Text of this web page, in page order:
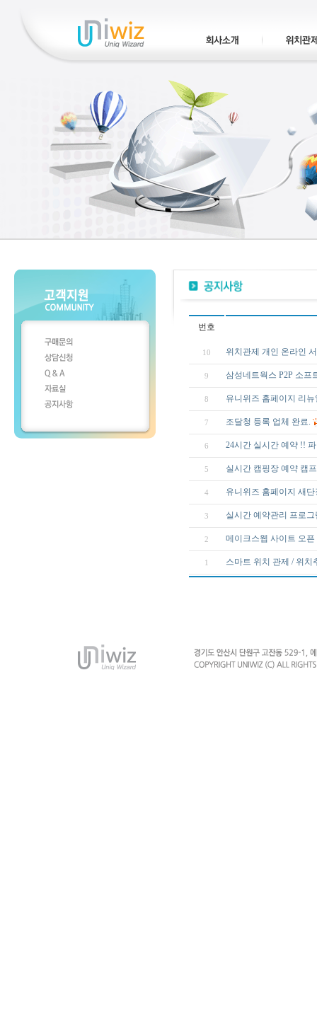
번호
10 위치관제 개인 온라인
9 삼성네트웍스 P2P 소프
8 유니위즈 홈페이지 리뉴
7 조달청 등록 업체 완료.
6 24시간 실시간 예약 !!
5 실시간 캠핑장 예약 캠
4 유니위즈 홈페이지 새단
3 실시간 예약관리 프로
2 메이크스웹 사이트 오픈
1 스마트 위치 관제 / 위치